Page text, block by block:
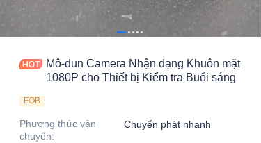
Mô-đun Camera Nhận dạng Khuôn mặt
1080P cho Thiết bị Kiểm tra Buổi sáng
FOB
Phương thức vận
chuyển:
Chuyển phát nhanh